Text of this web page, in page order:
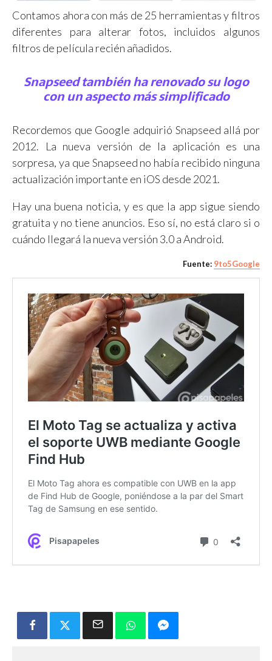
Contamos ahora con más de 25 herramientas y filtros
diferentes para alterar fotos, incluidos algunos
filtros de película recién añadidos.
Snapseed también ha renovado su logo
con un aspecto más simplificado
Recordemos que Google adquirió Snapseed allá por
2012. La nueva versión de la aplicación es una
sorpresa, ya que Snapseed no había recibido ninguna
actualización importante en iOS desde 2021.
Hay una buena noticia, y es que la app sigue siendo
gratuita y no tiene anuncios. Eso sí, no está claro si o
cuándo llegará la nueva versión 3.0 a Android.
Fuente: 9to5Google